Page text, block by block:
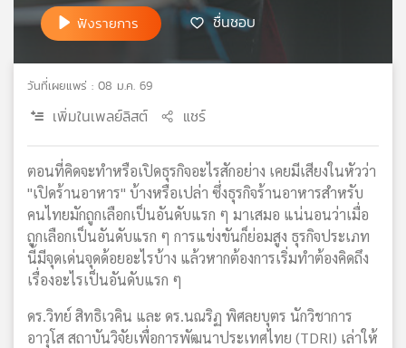
เอส
แผนที่
เครือ
ฟังรายการ ชื่นชอบ
วันที่เผยแพร่ : 08 ม.ค. 69
เพิ่มในเพลย์ลิสต์ แชร์
ตอนที่คิดจะทำหรือเปิดธุรกิจอะไรสักอย่าง เคยมีเสียงในหัวว่า
"เปิดร้านอาหาร" บ้างหรือเปล่า ซึ่งธุรกิจร้านอาหารสำหรับ
คนไทยมักถูกเลือกเป็นอันดับแรก ๆ มาเสมอ แน่นอนว่าเมื่อ
ถูกเลือกเป็นอันดับแรก ๆ การแข่งขันก็ย่อมสูง ธุรกิจประเภท
นี้มีจุดเด่นจุดด้อยอะไรบ้าง แล้วหากต้องการเริ่มทำต้องคิดถึง
เรื่องอะไรเป็นอันดับแรก ๆ
ดร.วิทย์ สิทธิเวคิน และ ดร.นณริฏ พิศลยบุตร นักวิชาการ
อาวุโส สถาบันวิจัยเพื่อการพัฒนาประเทศไทย (TDRI) เล่าให้